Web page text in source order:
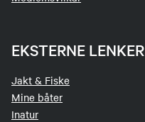
EKSTERNE LENKER
Jakt & Fiske
Mine båter
Inatur